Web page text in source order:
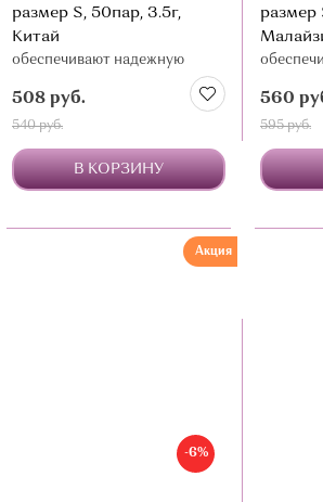
размер S, 50пар, 3.5г,
Китай
обеспечивают надежную
барьерную защиту и удобство
в работе
508 руб.
540 руб.
В КОРЗИНУ
размер
в работе
560
595 руб.
-6%
Акция